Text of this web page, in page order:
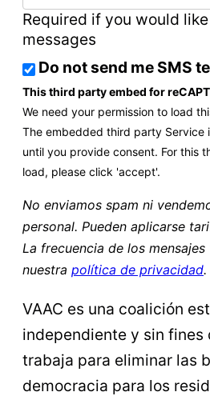
Required if you would
messages
Do not send me SMS
This third party embed for
We need your permission to load
The embedded third party Service
until you provide consent. For this
load, please click 'accept'.
No enviamos spam ni
personal. Pueden aplicarse
La frecuencia de los mensajes
nuestra política de privacidad.
VAAC es una coalición
independiente y sin fines
trabaja para eliminar las
democracia para los